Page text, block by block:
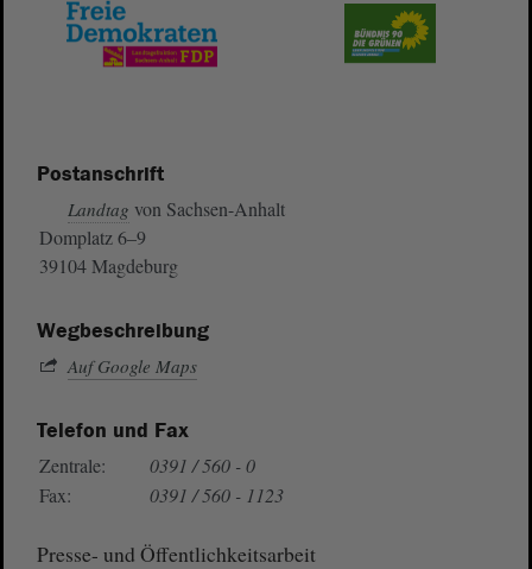
Postanschrift
Landtag von Sachsen-Anhalt
Domplatz 6–9
39104 Magdeburg
Wegbeschreibung
Auf Google Maps
Telefon und Fax
Zentrale:
0391 / 560 - 0
Fax:
0391 / 560 - 1123
Presse- und Öffentlichkeitsarbeit